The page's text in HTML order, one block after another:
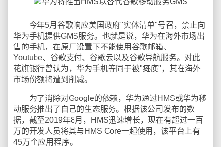
今年5月谷歌响应美国政府"实体清单"号召，禁止向
华为手机提供GMS服务。也就是说，华为在海外市场出
售的手机，在原厂设置下不能使用谷歌邮箱、
Youtube、谷歌支付、谷歌云以及谷歌导航服务。对此
花旗银行曾认为，华为手机等同于被"瘫痪"，其在海外
市场份额将遭到削减。
为了消除对Google的依赖，华为通过HMS或华为移
动服务推出了自己的生态服务。根据该公司发布的数
据，截至2019年8月，HMS迅速增长，现在有超过一百
万的开发人员将其与HMS Core一起使用，该平台上有
45万个应用程序。